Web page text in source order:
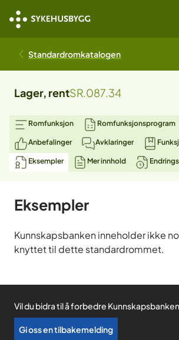
Standardromkatalogen
Lager, rentSR.087.34
Romfunksjon Romfunksjonsprogram
Anbefalinger Avklaringer
Eksempler Mer innhold
Eksempler
Kunnskapsbanken inneholder ikke
knyttet til dette standardrommet.
Vil du bidra til å forbedre
Gi oss en tilbakemelding